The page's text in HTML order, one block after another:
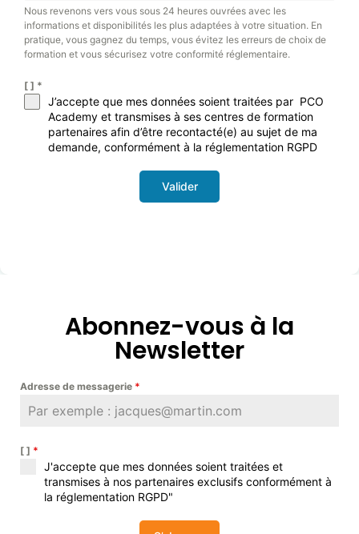
Nous revenons vers vous sous 24 heures ouvrées avec les
informations et disponibilités les plus adaptées à votre situation. En
pratique, vous gagnez du temps, vous évitez les erreurs de choix de
formation et vous sécurisez votre conformité réglementaire.
[ ] *
J’accepte que mes données soient traitées par PCO
Academy et transmises à ses centres de formation
partenaires afin d’être recontacté(e) au sujet de ma
demande, conformément à la réglementation RGPD
Valider
Abonnez-vous à la
Newsletter
Adresse de messagerie *
[ ] *
J'accepte que mes données soient traitées et
transmises à nos partenaires exclusifs conformément à
la réglementation RGPD"